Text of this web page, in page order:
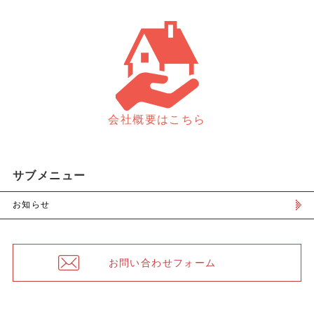
会社概要はこちら
サブメニュー
お知らせ
お問い合わせフォーム